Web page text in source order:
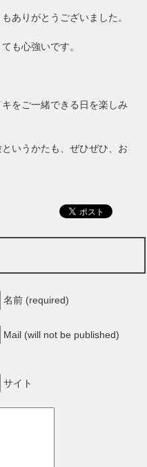
ありがとうございました。
も心強いです。
をご一緒できる日を楽しみ
いうかたも、ぜひぜひ、お
名前 (required)
Mail (will not be published)
サイト